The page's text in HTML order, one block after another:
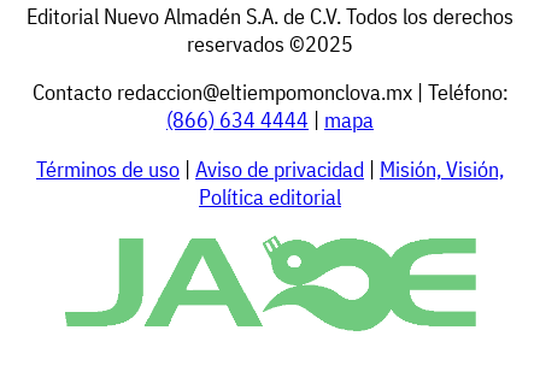
Editorial Nuevo Almadén S.A. de C.V. Todos los derechos
reservados ©2025
Contacto redaccion@eltiempomonclova.mx| Teléfono:
(866) 634 4444 | mapa
Términos de uso | Aviso de privacidad | Misión, Visión,
Política editorial